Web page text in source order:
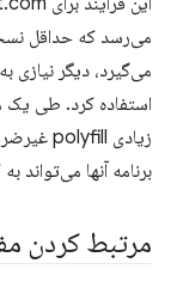
می‌رسد که حداقل
می‌گیرد، دیگر نیازی
برنامه آنها
مرتبط کردن